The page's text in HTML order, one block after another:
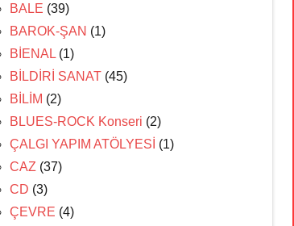
BALE (39)
BAROK-ŞAN (1)
BİENAL (1)
BİLDİRİ SANAT (45)
BİLİM (2)
BLUES-ROCK Konseri (2)
ÇALGI YAPIM ATÖLYESİ (1)
CAZ (37)
CD (3)
ÇEVRE (4)